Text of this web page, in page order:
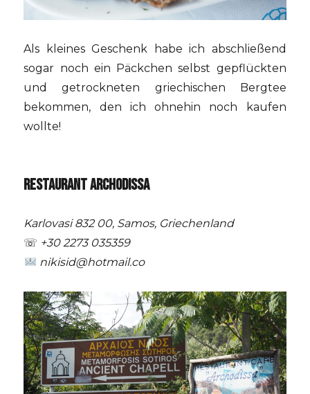
Als kleines Geschenk habe ich abschließend
sogar noch ein Päckchen selbst gepflückten
und getrockneten griechischen Bergtee
bekommen, den ich ohnehin noch kaufen
wollte!
RESTAURANT ARCHODISSA
Karlovasi 832 00, Samos, Griechenland
☏ +30 2273 035359
nikisid@hotmail.co